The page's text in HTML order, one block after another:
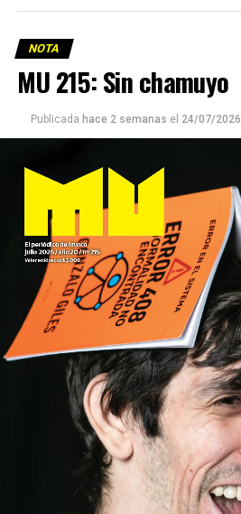
NOTA
MU 215: Sin chamuyo
Publicada hace 2 semanas el 24/07/2026